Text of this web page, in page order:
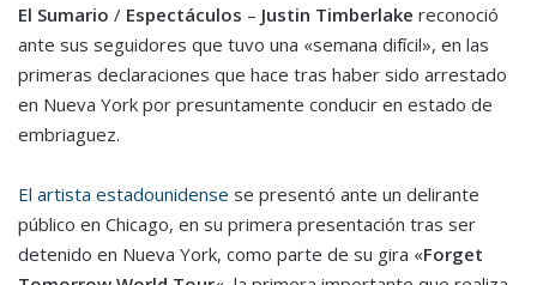
El Sumario / Espectáculos – Justin Timberlake reconoció
ante sus seguidores que tuvo una «semana difícil», en las
primeras declaraciones que hace tras haber sido arrestado
en Nueva York por presuntamente conducir en estado de
embriaguez.
El artista estadounidense se presentó ante un delirante
público en Chicago, en su primera presentación tras ser
detenido en Nueva York, como parte de su gira «Forget